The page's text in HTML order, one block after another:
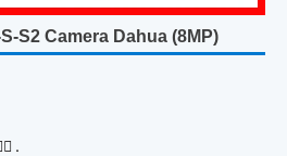
S2 Camera Dahua (8MP)
.